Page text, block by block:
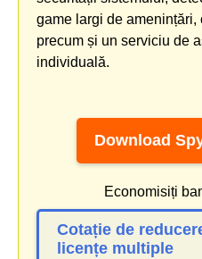
game largi de amenințări,
precum și un serviciu de
individuală.
Download
Economisiți
Cotație de
licențe multiple